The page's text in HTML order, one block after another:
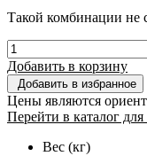
Такой комбинации не
Добавить в корзину
Добавить в избранное
Цены являются
Перейти в каталог
Вес (кг)